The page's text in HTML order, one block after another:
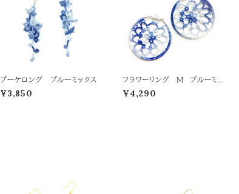
ブーケロング ブルーミックス
¥3,850
フラワーリング Ｍ ブルーミッ
クス
¥4,290